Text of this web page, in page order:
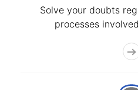
Solve your doubts
processes